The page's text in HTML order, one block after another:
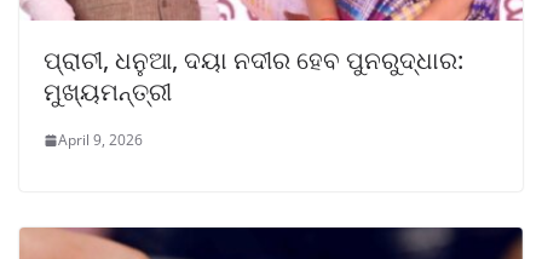
ପ୍ରାଚୀ, ଧନୁଆ, ଦୟା ନଦୀର ହେବ ପୁନରୁଦ୍ଧାର:
ମୁଖ୍ୟମନ୍ତ୍ରୀ
April 9, 2026